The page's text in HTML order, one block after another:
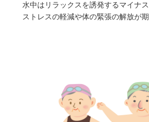
水中はリラックスを誘発するマイナス
ストレスの軽減や体の緊張の解放が期